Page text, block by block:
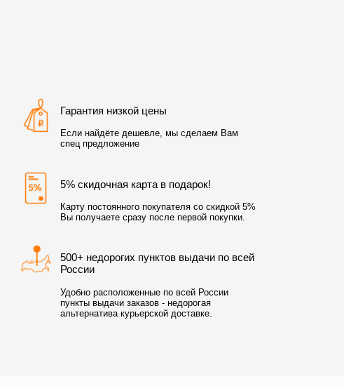
Гарантия низкой цены
Если найдёте дешевле, мы сделаем Вам
спец предложение
5% скидочная карта в подарок!
Карту постоянного покупателя со скидкой 5%
Вы получаете сразу после первой покупки.
500+ недорогих пунктов выдачи по всей
России
Удобно расположенные по всей России
пункты выдачи заказов - недорогая
альтернатива курьерской доставке.